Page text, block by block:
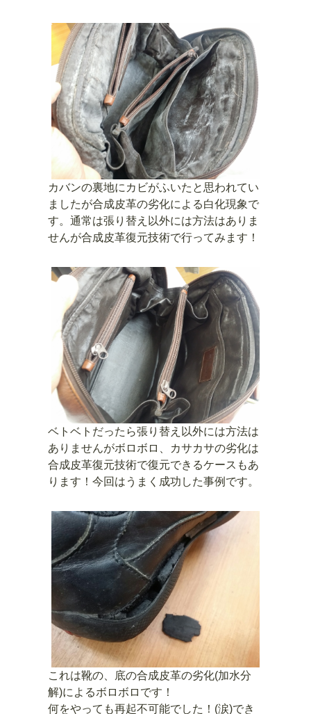
カバンの裏地にカビがふいたと思われてい
ましたが合成皮革の劣化による白化現象で
す。通常は張り替え以外には方法はありま
せんが合成皮革復元技術で行ってみます！
ベトベトだったら張り替え以外には方法は
ありませんがボロボロ、カサカサの劣化は
合成皮革復元技術で復元できるケースもあ
ります！今回はうまく成功した事例です。
これは靴の、底の合成皮革の劣化(加水分
解)によるボロボロです！
何をやっても再起不可能でした！(涙)でき